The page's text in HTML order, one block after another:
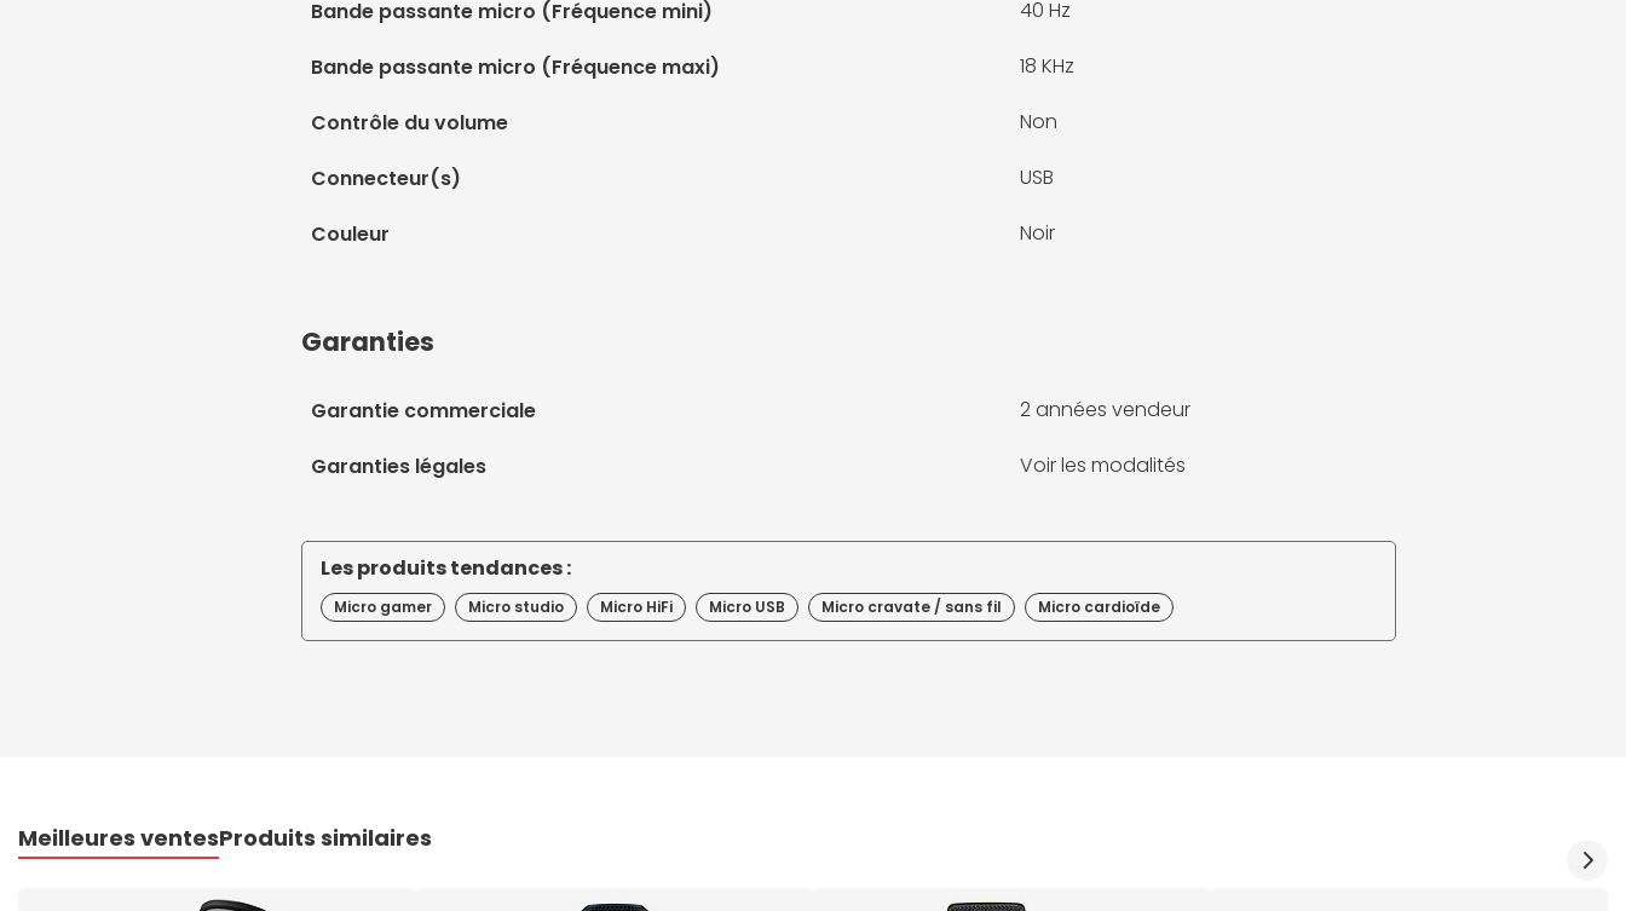
Bande passante micro (Fréquence mini) 40 Hz
Bande passante micro (Fréquence maxi) 18 KHz
Contrôle du volume Non
Connecteur(s) USB
Couleur Noir
Garanties
Garantie commerciale 2 années vendeur
Garanties légales Voir les modalités
Les produits tendances :
Micro gamer Micro studio Micro HiFi Micro USB Micro cravate / sans fil Micro cardioïde
Meilleures ventesProduits similaires